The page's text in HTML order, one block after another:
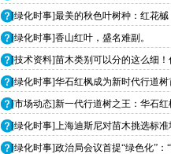
[绿化时事]最美的秋色叶树种：红花槭
[绿化时事]香山红叶，盛名难副。
[技术资料]苗木类别可以分的这么细！
[绿化时事]华石红枫成为新时代行道树
[市场动态]新一代行道树之王：华石红
[绿化时事]上海迪斯尼对苗木挑选标准
[绿化时事]政治局会议首提“绿色化”：